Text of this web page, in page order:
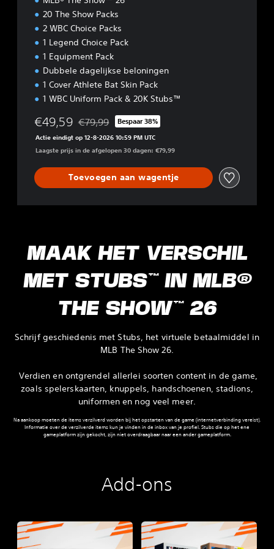
20 The Show Packs
2 WBC Choice Packs
1 Legend Choice Pack
1 Equipment Pack
Dubbele dagelijkse beloningen
1 Cover Athlete Bat Skin Pack
1 WBC Uniform Pack & 20K Stubs™
€49,59 Korting ten opzichte van de oorspronkelijke prijs
€79,99 Bespaar 38%
Actie eindigt op 12-8-2026 10:59 PM UTC
Laagste prijs in de afgelopen 30 dagen: €79,99
Toevoegen aan wagentje
MAAK HET VERSCHIL
MET STUBS™ IN MLB®
THE SHOW™ 26
Schrijf geschiedenis met Stubs, het virtuele betaalmiddel in
MLB The Show 26.
‎ Verdien en ontgrendel allerlei soorten content in de game,
zoals spelerskaarten, knuppels, handschoenen, stadions,
uniformen en nog veel meer.
Na aankoop moeten de items verzilverd worden bij het opstarten van de game (internetverbinding vereist).
Informatie over de verzilverde items kun je vinden in de inbox van je profiel. Stubs die op het ene
gameplatform zijn gekocht, zijn niet overdraagbaar naar een ander gameplatform.
Add-ons